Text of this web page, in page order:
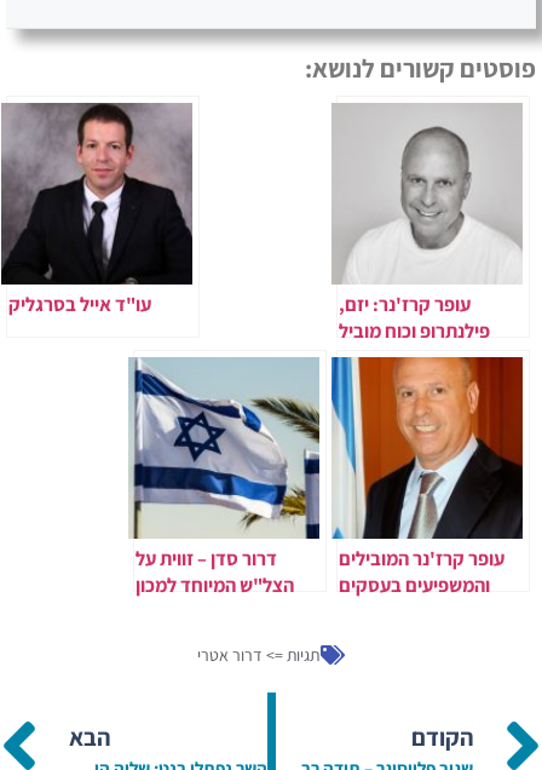
פוסטים קשורים לנושא:
עופר קרז'נר: יזם,
פילנתרופ וכוח מוביל
בשיקום אוקראינה
והעצמת הקהילה
הישראלית
עו"ד אייל בסרגליק
עופר קרז'נר המובילים
והמשפיעים בעסקים
דרור סדן – זווית על
הצל"ש המיוחד למכון
תגיות => דרור אטרי
הקודם הבא